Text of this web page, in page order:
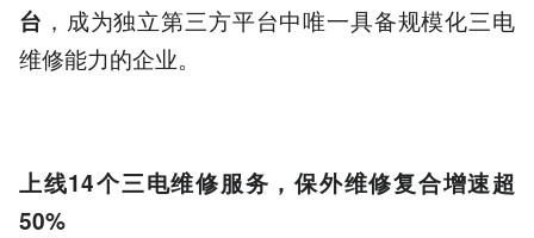
台 ，成为独立第三方平台中唯一具备规模化三电
维修能力的企业。
上线14个三电维修服务，保外维修复合增速超
50%